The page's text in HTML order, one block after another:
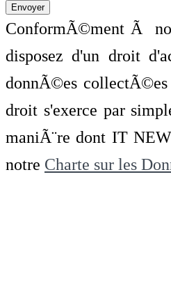
ConformÃ©ment Ã
disposez d'un droit
donnÃ©es
droit s'exerce par
maniÃ¨re dont IT
notre Charte sur les